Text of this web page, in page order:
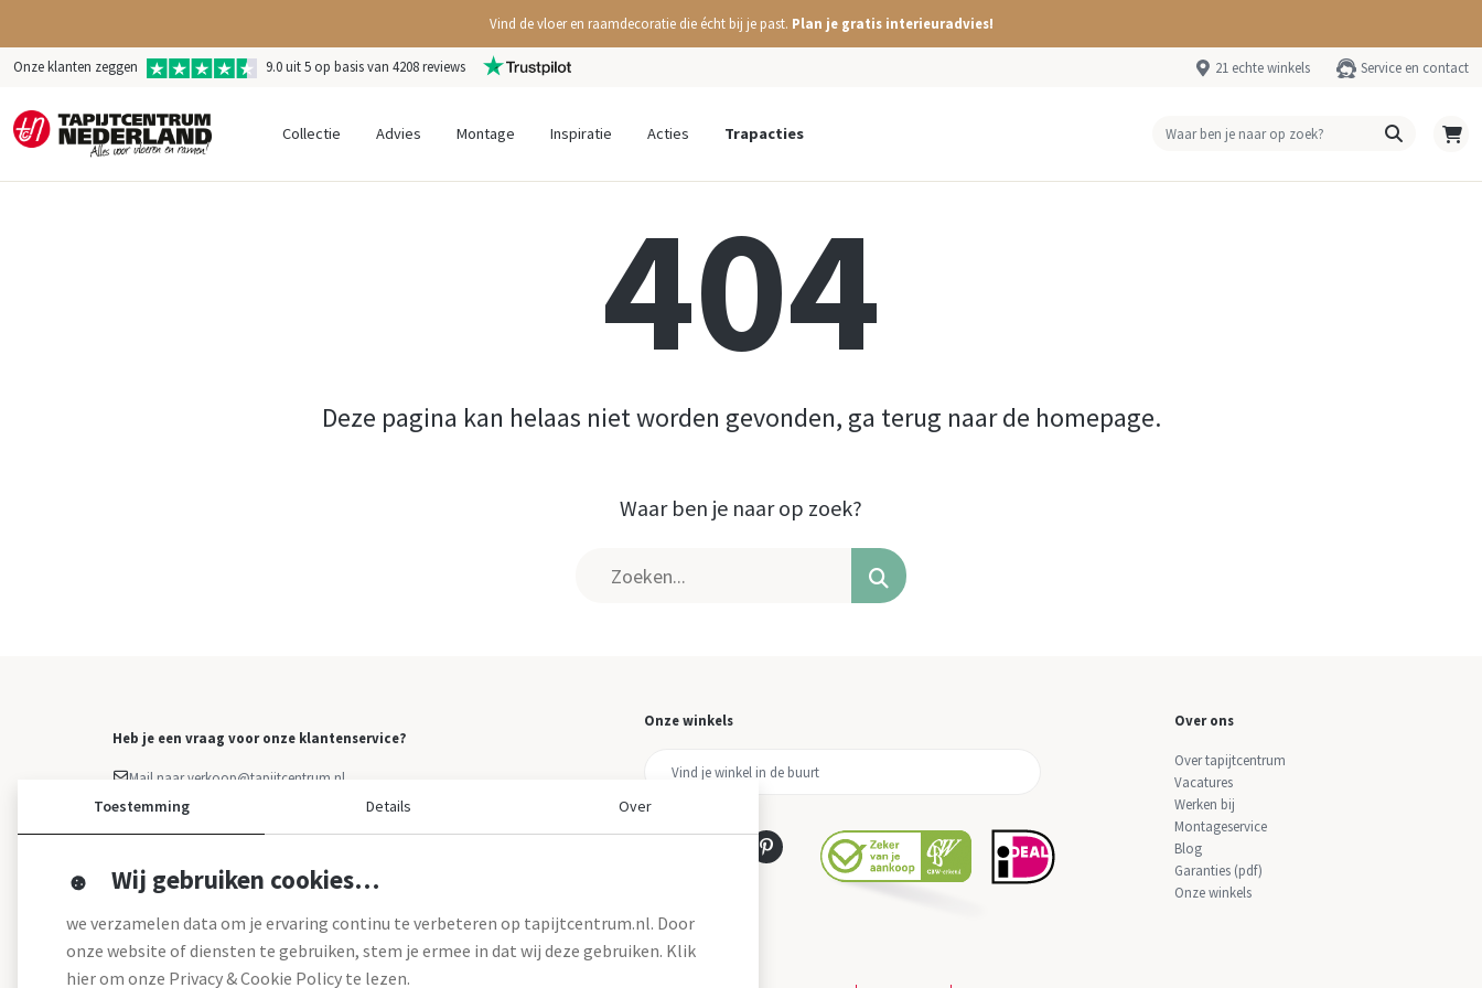
Vind de vloer en raamdecoratie die écht bij je past. Plan je gratis interieuradvies!
Onze klanten zeggen 9.0 uit 5 op basis van 4208 reviews 21 echte winkels Service en contact
Collectie Advies Montage Inspiratie Acties Trapacties
404
Deze pagina kan helaas niet worden gevonden, ga terug naar de homepage.
Waar ben je naar op zoek?
Heb je een vraag voor onze klantenservice?
Mail naar verkoop@tapijtcentrum.nl
Facebook Messenger
Onze winkels Over ons
Over tapijtcentrum
Vacatures
Werken bij
Montageservice
Blog
Garanties (pdf)
Onze winkels
Toestemming Details Over
Wij gebruiken cookies…
we verzamelen data om je ervaring continu te verbeteren op tapijtcentrum.nl. Door
onze website of diensten te gebruiken, stem je ermee in dat wij deze gebruiken. Klik
hier om onze Privacy & Cookie Policy te lezen.